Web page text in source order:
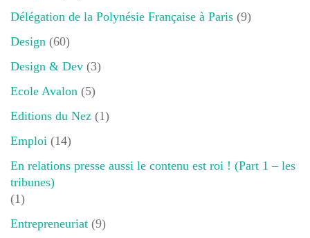
Délégation de la Polynésie Française à Paris (9)
Design (60)
Design & Dev (3)
Ecole Avalon (5)
Editions du Nez (1)
Emploi (14)
En relations presse aussi le contenu est roi ! (Part 1 – les
tribunes)
(1)
Entrepreneuriat (9)